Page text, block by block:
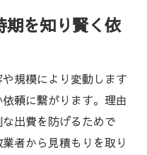
期を知り賢く依
規模により変動します
頼に繋がります。理由
出費を防げるためで
者から見積もりを取り